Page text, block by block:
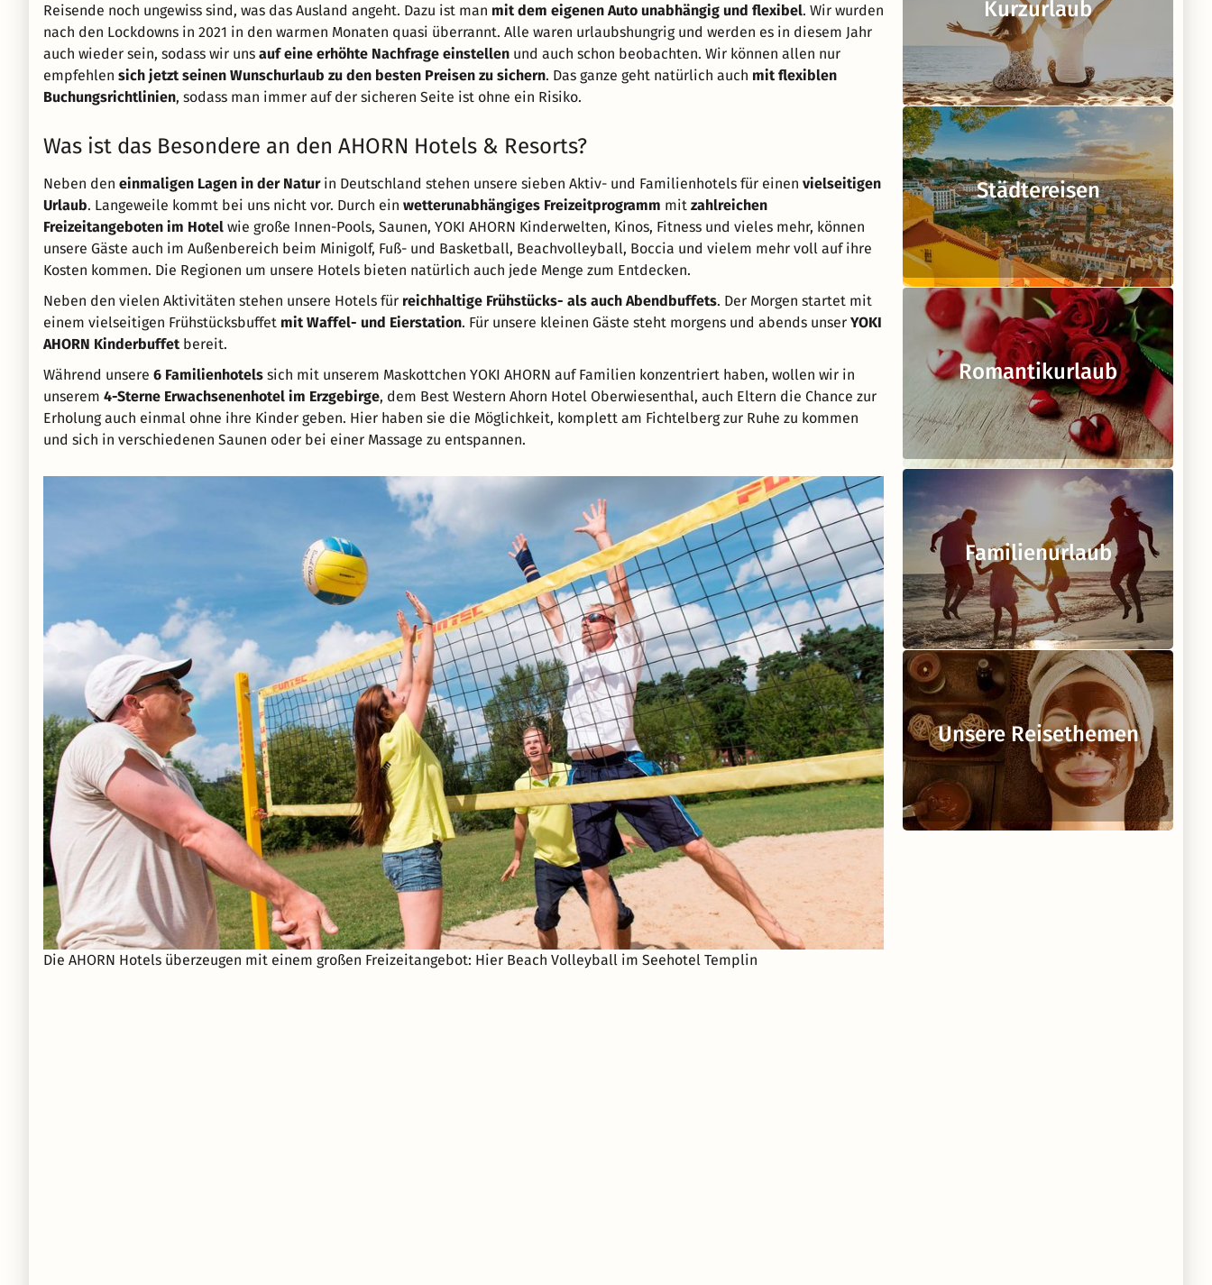
Reisende noch ungewiss sind, was das Ausland angeht. Dazu ist man mit dem eigenen Auto unabhängig und flexibel. Wir wurden
nach den Lockdowns in 2021 in den warmen Monaten quasi überrannt. Alle waren urlaubshungrig und werden es in diesem Jahr
auch wieder sein, sodass wir uns auf eine erhöhte Nachfrage einstellen und auch schon beobachten. Wir können allen nur
empfehlen sich jetzt seinen Wunschurlaub zu den besten Preisen zu sichern. Das ganze geht natürlich auch mit flexiblen
Buchungsrichtlinien, sodass man immer auf der sicheren Seite ist ohne ein Risiko.
Was ist das Besondere an den AHORN Hotels & Resorts?
Neben den einmaligen Lagen in der Naturin Deutschland stehen unsere sieben Aktiv- und Familienhotels für einen vielseitigen
Urlaub. Langeweile kommt bei uns nicht vor. Durch ein wetterunabhängiges Freizeitprogramm mit zahlreichen
Freizeitangeboten im Hotel wie große Innen-Pools, Saunen, YOKI AHORN Kinderwelten, Kinos, Fitness und vieles mehr, können
unsere Gäste auch im Außenbereich beim Minigolf, Fuß- und Basketball, Beachvolleyball, Boccia und vielem mehr voll auf ihre
Kosten kommen. Die Regionen um unsere Hotels bieten natürlich auch jede Menge zum Entdecken.
Neben den vielen Aktivitäten stehen unsere Hotels für reichhaltige Frühstücks- als auch Abendbuffets. Der Morgen startet mit
einem vielseitigen Frühstücksbuffet mit Waffel- und Eierstation. Für unsere kleinen Gäste steht morgens und abends unser YOKI
AHORN Kinderbuffetbereit.
Während unsere 6 Familienhotels sich mit unserem Maskottchen YOKI AHORN auf Familien konzentriert haben, wollen wir in
unserem 4-Sterne Erwachsenenhotel im Erzgebirge, dem Best Western Ahorn Hotel Oberwiesenthal, auch Eltern die Chance zur
Erholung auch einmal ohne ihre Kinder geben. Hier haben sie die Möglichkeit, komplett am Fichtelberg zur Ruhe zu kommen
und sich in verschiedenen Saunen oder bei einer Massage zu entspannen.
Die AHORN Hotels überzeugen mit einem großen Freizeitangebot: Hier Beach Volleyball im Seehotel Templin
Kurzurlaub
Städtereisen
Romantikurlaub
Familienurlaub
Unsere Reisethemen